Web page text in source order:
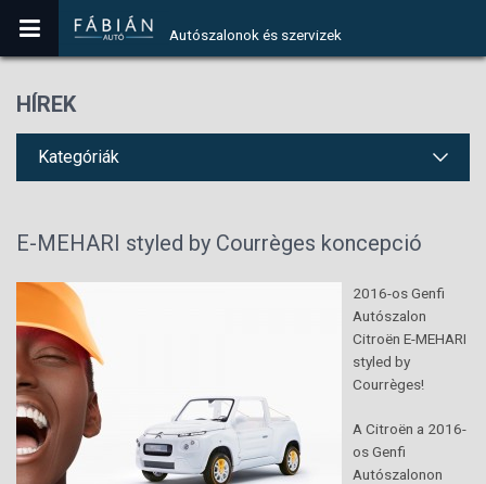
Autószalonok és szervizek
HÍREK
Kategóriák
E-MEHARI styled by Courrèges koncepció
2016-os Genfi
Autószalon
Citroën E-MEHARI
styled by
Courrèges!
A Citroën a 2016-
os Genfi
Autószalonon